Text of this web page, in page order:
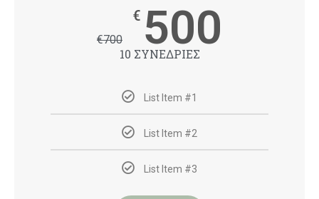
€700
€ 500
10 ΣΥΝΕΔΡΙΕΣ
List Item #1
List Item #2
List Item #3